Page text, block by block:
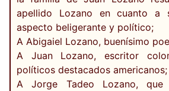
apellido Lozano en cuanto a
aspecto beligerante y político;
A Abigaiel Lozano, buenísimo
A Juan Lozano, escritor
políticos destacados americanos;
A Jorge Tadeo Lozano,